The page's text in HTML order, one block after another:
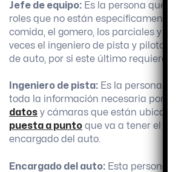
Jefe de equipo: Es la persona que se
roles que no están específicamente
comida, el gomero, los parciales y el
veces el ingeniero de pista y piloto
de auto, por si este último requiere de
Ingeniero de pista: Es la persona
toda la información necesaria por
datos y cámaras que están ubicadas
puesta a punto que va a tener el
encargado del auto.
Encargado del auto: Esta persona es